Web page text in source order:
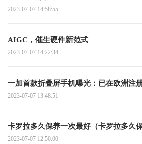
2023-07-07 14:58:55
AIGC，催生硬件新范式
2023-07-07 14:22:34
一加首款折叠屏手机曝光：已在欧洲注
2023-07-07 13:48:51
卡罗拉多久保养一次最好（卡罗拉多久
2023-07-07 12:50:00